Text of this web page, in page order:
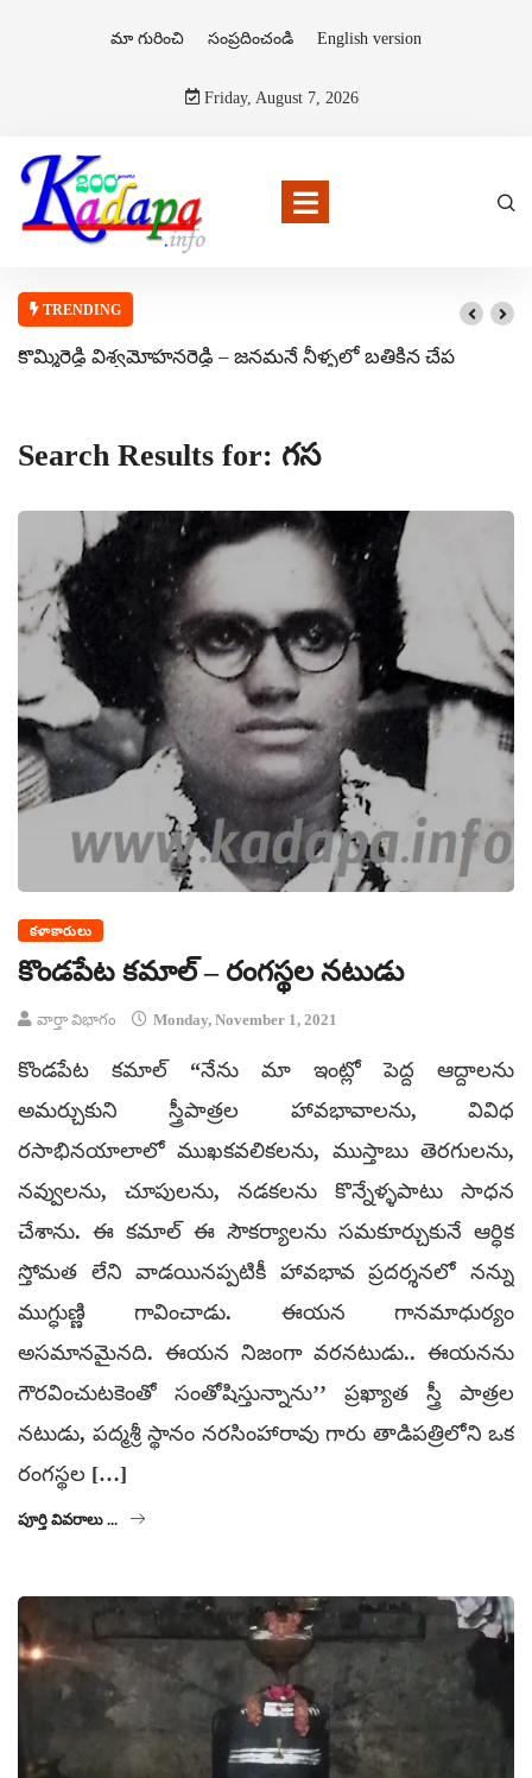
మా గురించి సంప్రదించండి English version
Friday, August 7, 2026
TRENDING
కొమ్మిరెడ్డి విశ్వమోహనరెడ్డి – జనమనే నీళ్ళలో బతికిన చేప
Search Results for: గస
కళాకారులు
కొండపేట కమాల్ – రంగస్థల నటుడు
వార్తా విభాగం Monday, November 1, 2021
కొండపేట కమాల్ “నేను మా ఇంట్లో పెద్ద ఆద్దాలను
అమర్చుకుని స్త్రీపాత్రల హావభావాలను, వివిధ
రసాభినయాలాలో ముఖకవలికలను, ముస్తాబు తెరగులను,
నవ్వులను, చూపులను, నడకలను కొన్నేళ్ళపాటు సాధన
చేశాను. ఈ కమాల్ ఈ సౌకర్యాలను సమకూర్చుకునే ఆర్ధిక
స్తోమత లేని వాడయినప్పటికీ హావభావ ప్రదర్శనలో నన్ను
ముగ్ధుణ్ణి గావించాడు. ఈయన గానమాధుర్యం
అసమానమైనది. ఈయన నిజంగా వరనటుడు.. ఈయనను
గౌరవించుటకెంతో సంతోషిస్తున్నాను’’ ప్రఖ్యాత స్త్రీ పాత్రల
నటుడు, పద్మశ్రీ స్థానం నరసింహారావు గారు తాడిపత్రిలోని ఒక
రంగస్థల […]
పూర్తి వివరాలు ...